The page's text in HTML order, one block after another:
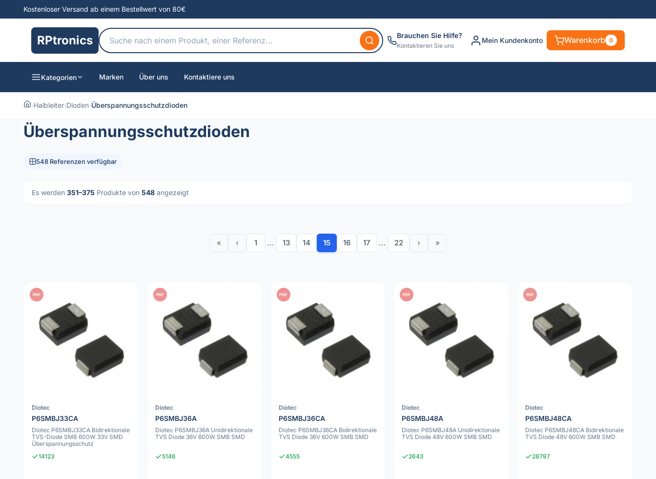
Kostenloser Versand ab einem Bestellwert von 80€
RPtronics Brauchen Sie Hilfe?
Kontaktieren Sie uns
Mein Kundenkonto Warenkorb 0
Kategorien Marken Über uns Kontaktiere uns
›Halbleiter›Dioden›Überspannungsschutzdioden
Überspannungsschutzdioden
548 Referenzen verfügbar
Es werden 351–375 Produkte von 548 angezeigt
« ‹ 1 ... 13 14 15 16 17 ... 22 › »
PDF
Diotec
P6SMBJ33CA
Diotec P6SMBJ33CA Bidirektionale
TVS-Diode SMB 600W 33V SMD
Überspannungsschutz
14123
PDF
Diotec
P6SMBJ36A
Diotec P6SMBJ36A Unidirektionale
TVS Diode 36V 600W SMB SMD
5146
PDF
Diotec
P6SMBJ36CA
Diotec P6SMBJ36CA Bidirektionale
TVS Diode 36V 600W SMB SMD
4555
PDF
Diotec
P6SMBJ48A
Diotec P6SMBJ48A Unidirektionale
TVS Diode 48V 600W SMB SMD
2643
PDF
Diotec
P6SMBJ48CA
Diotec P6SMBJ48CA Bidirektionale
TVS Diode 48V 600W SMB SMD
28797